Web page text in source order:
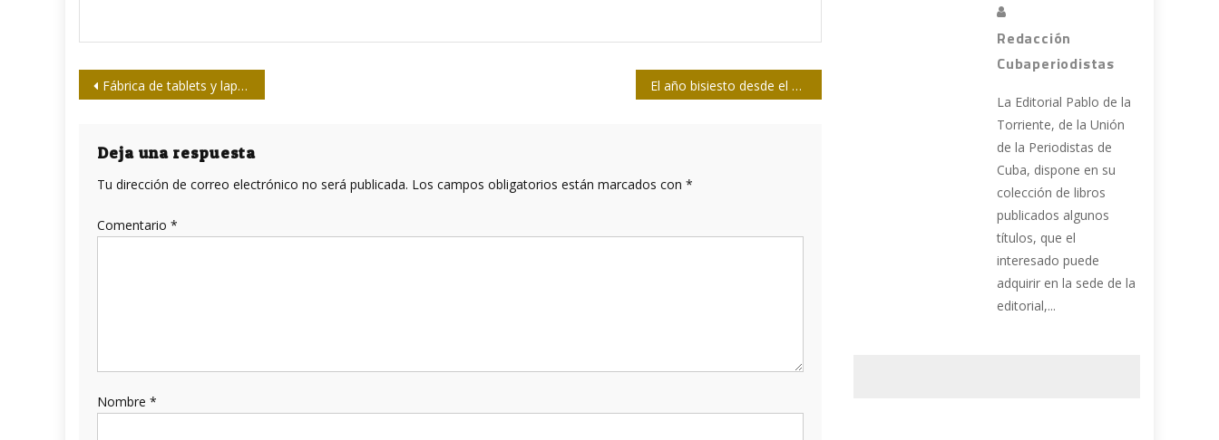
Navegación
entradas
Fábrica de tablets y laptops y nuevo parque tecnológico en La Habana El año bisiesto desde el ángulo de una foto
Deja una respuesta
Tu dirección de correo electrónico no será publicada. Los campos obligatorios están marcados con *
Comentario *
Nombre *
Redacción
Cubaperiodistas
La Editorial Pablo de la
Torriente, de la Unión
de la Periodistas de
Cuba, dispone en su
colección de libros
publicados algunos
títulos, que el
interesado puede
adquirir en la sede de la
editorial,...